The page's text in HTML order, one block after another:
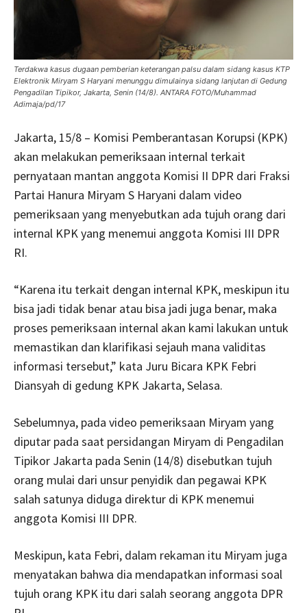
Terdakwa kasus dugaan pemberian keterangan palsu dalam sidang kasus KTP
Elektronik Miryam S Haryani menunggu dimulainya sidang lanjutan di Gedung
Pengadilan Tipikor, Jakarta, Senin (14/8). ANTARA FOTO/Muhammad
Adimaja/pd/17
Jakarta, 15/8 – Komisi Pemberantasan Korupsi (KPK)
akan melakukan pemeriksaan internal terkait
pernyataan mantan anggota Komisi II DPR dari Fraksi
Partai Hanura Miryam S Haryani dalam video
pemeriksaan yang menyebutkan ada tujuh orang dari
internal KPK yang menemui anggota Komisi III DPR
RI.
“Karena itu terkait dengan internal KPK, meskipun itu
bisa jadi tidak benar atau bisa jadi juga benar, maka
proses pemeriksaan internal akan kami lakukan untuk
memastikan dan klarifikasi sejauh mana validitas
informasi tersebut,” kata Juru Bicara KPK Febri
Diansyah di gedung KPK Jakarta, Selasa.
Sebelumnya, pada video pemeriksaan Miryam yang
diputar pada saat persidangan Miryam di Pengadilan
Tipikor Jakarta pada Senin (14/8) disebutkan tujuh
orang mulai dari unsur penyidik dan pegawai KPK
salah satunya diduga direktur di KPK menemui
anggota Komisi III DPR.
Meskipun, kata Febri, dalam rekaman itu Miryam juga
menyatakan bahwa dia mendapatkan informasi soal
tujuh orang KPK itu dari salah seorang anggota DPR